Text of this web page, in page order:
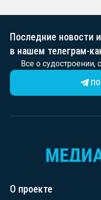
Последние
в нашем телеграм-
Все о судостроении,
О проекте